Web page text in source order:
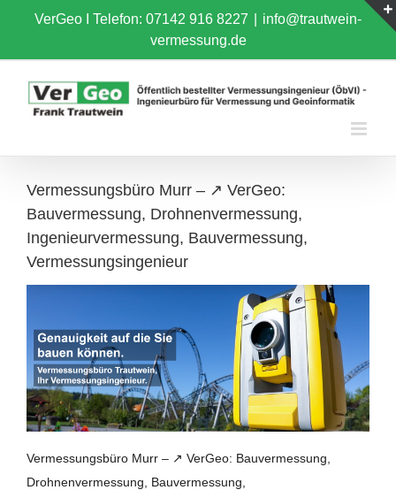
content
VerGeo I Telefon: 07142 916 8227
info@trautwein-
vermessung.de
Vermessungsbüro Murr – ↗️ VerGeo:
Bauvermessung, Drohnenvermessung,
Ingenieurvermessung, Bauvermessung,
Vermessungsingenieur
Vermessungsbüro Murr – ↗️ VerGeo: Bauvermessung,
Drohnenvermessung, Bauvermessung,